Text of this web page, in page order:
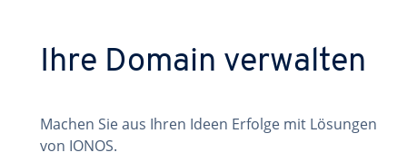
Ihre Domain verwalten
Machen Sie aus Ihren Ideen Erfolge mit Lösungen
von IONOS.